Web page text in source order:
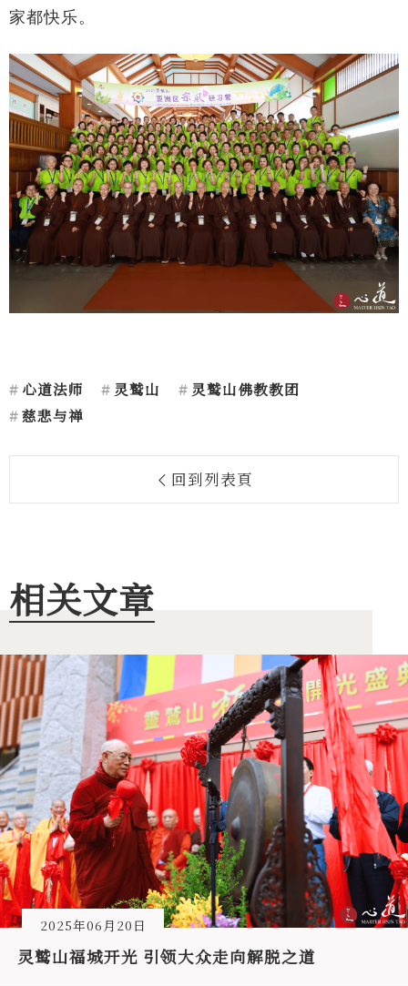
家都快乐。
心道法师 灵鹫山
灵鹫山佛教教团
慈悲与禅
回到列表頁
相关文章
2025年06月20日
灵鹫山福城开光 引领大众走向解脱之道